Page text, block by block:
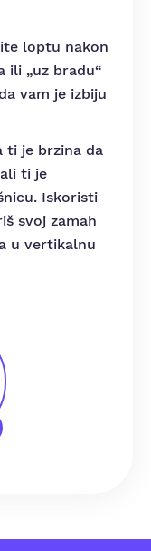
loptu nakon
ili „uz bradu“
vam je izbiju
ti je brzina da
ti je
Iskoristi
svoj zamah
u vertikalnu